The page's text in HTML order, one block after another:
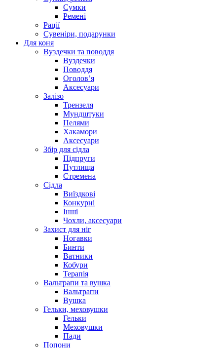
Сумки
Ремені
Рації
Сувеніри, подарунки
Для коня
Вуздечки та поводдя
Вуздечки
Поводдя
Оголов’я
Аксесуари
Залізо
Трензеля
Мундштуки
Пелями
Хакамори
Аксесуари
Збір для сідла
Підпруги
Путлища
Стремена
Сідла
Виїздкові
Конкурні
Інші
Чохли, аксесуари
Захист для ніг
Ногавки
Бинти
Ватники
Кобури
Терапія
Вальтрапи та вушка
Вальтрапи
Вушка
Гельки, меховушки
Гельки
Меховушки
Пади
Попони